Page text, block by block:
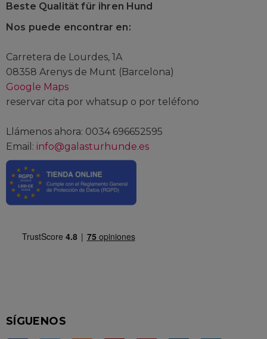
Beste Qualität für ihren Hund
Nos puede encontrar en:
Carretera de Lourdes, 1A
08358 Arenys de Munt (Barcelona)
Google Maps
reservar cita por whatsup o por teléfono
Llámenos ahora: 0034 696652595
Email: info@galasturhunde.es
SÍGUENOS